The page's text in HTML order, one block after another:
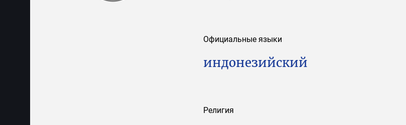
Официальные языки
индонезийский
Религия